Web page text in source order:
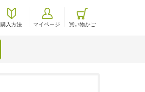
購入方法 マイページ 買い物かご